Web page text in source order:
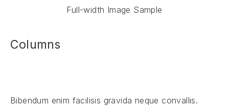
Full-width Image Sample
Columns
Bibendum enim facilisis gravida neque convallis.